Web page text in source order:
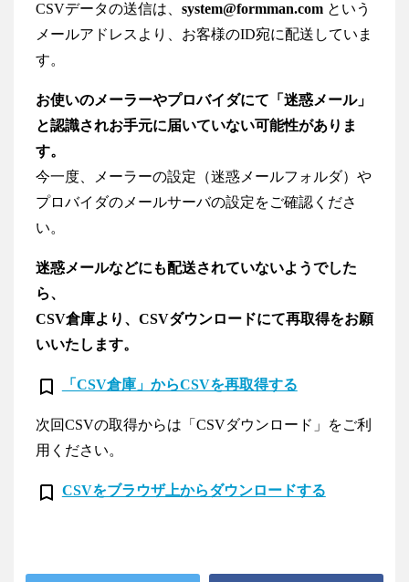
CSVデータの送信は、 system@formman.com という
メールアドレスより、お客様のID宛に配送していま
す。
お使いのメーラーやプロバイダにて「迷惑メール」
と認識されお手元に届いていない可能性がありま
す。
今一度、メーラーの設定（迷惑メールフォルダ）や
プロバイダのメールサーバの設定をご確認くださ
い。
迷惑メールなどにも配送されていないようでした
ら、
CSV倉庫より、CSVダウンロードにて再取得をお願
いいたします。
turned_in_not 「CSV倉庫」からCSVを再取得する
次回CSVの取得からは「CSVダウンロード」をご利
用ください。
turned_in_not CSVをブラウザ上からダウンロードする